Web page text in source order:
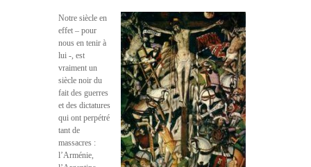
Notre siècle en
effet – pour
nous en tenir à
lui -, est
vraiment un
siècle noir du
fait des guerres
et des dictatures
qui ont perpétré
tant de
massacres :
l’Arménie,